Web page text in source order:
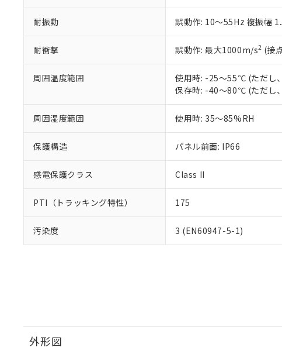
耐振動 誤動作: 10～55Hz 複振幅
耐衝撃 誤動作: 最大1000m/s2 (接
周囲温度範囲
使用時: -25～55℃ (ただし
保存時: -40～80℃ (ただし
周囲湿度範囲 使用時: 35～85%RH
保護構造 パネル前面: IP66
感電保護クラス Class II
PTI（トラッキング特性） 175
汚染度 3 (EN60947-5-1)
外形図